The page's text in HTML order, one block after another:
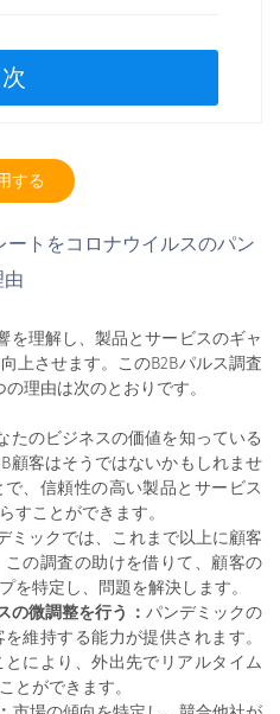
する
ートをコロナウイルスのパン
を理解し、製品とサービスのギャ
上させます。このB2Bパルス調査
理由は次のとおりです。
たのビジネスの価値を知っている
顧客はそうではないかもしれませ
、信頼性の高い製品とサービス
すことができます。
ミックでは、これまで以上に顧客
の調査の助けを借りて、顧客の
を特定し、問題を解決します。
の微調整を行う： パンデミックの
維持する能力が提供されます。
により、外出先でリアルタイム
とができます。